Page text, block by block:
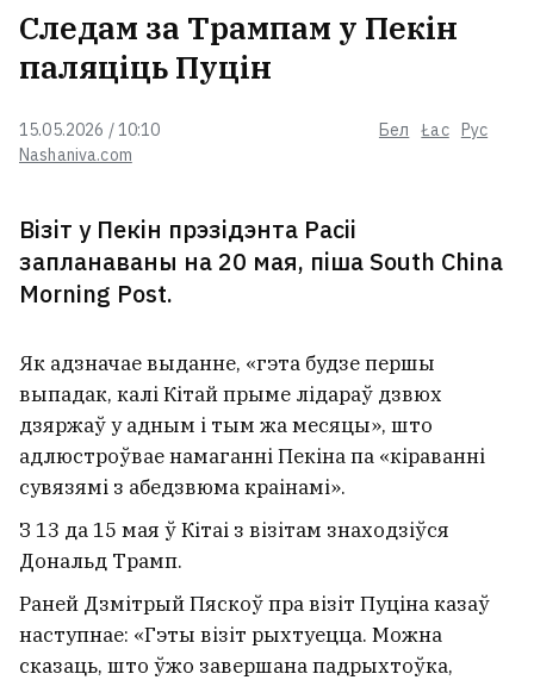
Nashaniva.com
15.05.2026 / 10:10 Бел Łac Рус
Следам за Трампам у Пекін
паляціць Пуцін
Візіт у Пекін прэзідэнта Расіі
запланаваны на 20 мая, піша South China
Morning Post.
Як адзначае выданне, «гэта будзе першы
выпадак, калі Кітай прыме лідараў дзвюх
дзяржаў у адным і тым жа месяцы», што
адлюстроўвае намаганні Пекіна па «кіраванні
сувязямі з абедзвюма краінамі».
З 13 да 15 мая ў Кітаі з візітам знаходзіўся
Дональд Трамп.
Раней Дзмітрый Пяскоў пра візіт Пуціна казаў
наступнае: «Гэты візіт рыхтуецца. Можна
сказаць, што ўжо завершана падрыхтоўка,
Гамяльчук атрымаў нажавое
раненне ў жывот, але яшчэ суткі
піў з крыўдзіцелем і толькі
На трасе Магілёў — Бабруйск
«У іх хвароба. Яны вар’яты».
27‑гадовага мінчука, якога шукалі
10 дзён, знайшлі мёртвым
Зладзіла дзень нараджэння для
дарагога сабакі мальтыпу,
марыць пра ўнукаў: як цяпер
жыве Анжаліка Агурбаш
4